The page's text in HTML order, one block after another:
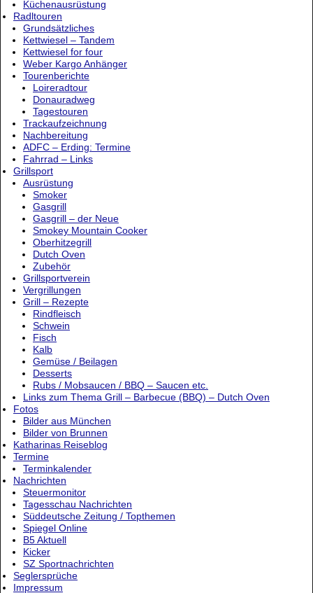
Küchenausrüstung
Radltouren
Grundsätzliches
Kettwiesel – Tandem
Kettwiesel for four
Weber Kargo Anhänger
Tourenberichte
Loireradtour
Donauradweg
Tagestouren
Trackaufzeichnung
Nachbereitung
ADFC – Erding: Termine
Fahrrad – Links
Grillsport
Ausrüstung
Smoker
Gasgrill
Gasgrill – der Neue
Smokey Mountain Cooker
Oberhitzegrill
Dutch Oven
Zubehör
Grillsportverein
Vergrillungen
Grill – Rezepte
Rindfleisch
Schwein
Fisch
Kalb
Gemüse / Beilagen
Desserts
Rubs / Mobsaucen / BBQ – Saucen etc.
Links zum Thema Grill – Barbecue (BBQ) – Dutch Oven
Fotos
Bilder aus München
Bilder von Brunnen
Katharinas Reiseblog
Termine
Terminkalender
Nachrichten
Steuermonitor
Tagesschau Nachrichten
Süddeutsche Zeitung / Topthemen
Spiegel Online
B5 Aktuell
Kicker
SZ Sportnachrichten
Seglersprüche
Impressum